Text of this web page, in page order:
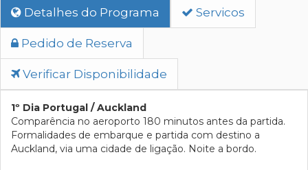
Detalhes do Programa Servicos
Pedido de Reserva
Verificar Disponibilidade
1º Dia Portugal / Auckland
Comparência no aeroporto 180 minutos antes da partida.
Formalidades de embarque e partida com destino a
Auckland, via uma cidade de ligação. Noite a bordo.